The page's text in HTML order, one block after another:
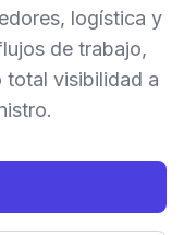
logística y
de trabajo,
total visibilidad a